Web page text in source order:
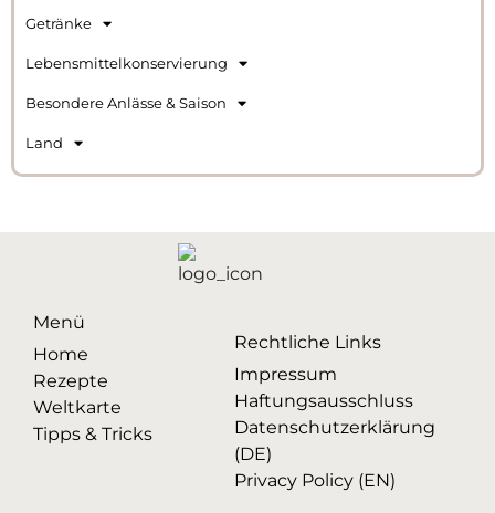
Getränke
Lebensmittelkonservierung
Besondere Anlässe & Saison
Land
Menü
Home
Rezepte
Weltkarte
Tipps & Tricks
Rechtliche Links
Impressum
Haftungsausschluss
Datenschutzerklärung
(DE)
Privacy Policy (EN)